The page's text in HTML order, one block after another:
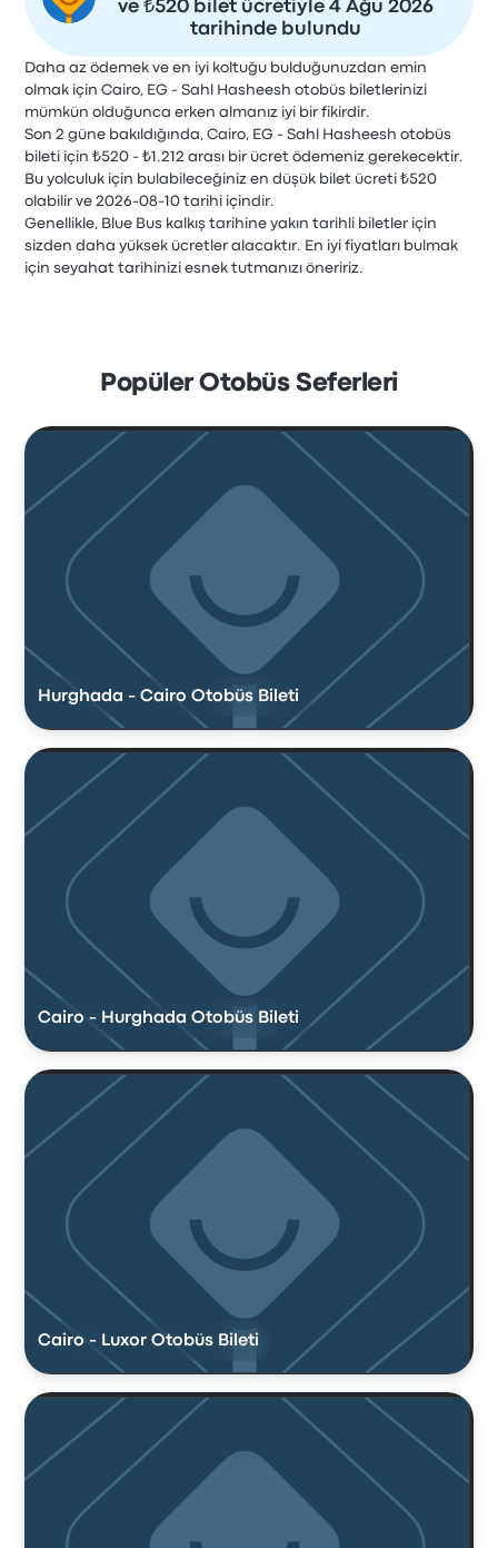
ve ₺520 bilet ücretiyle 4 Ağu 2026
tarihinde bulundu
Daha az ödemek ve en iyi koltuğu bulduğunuzdan emin
olmak için Cairo, EG - Sahl Hasheesh otobüs biletlerinizi
mümkün olduğunca erken almanız iyi bir fikirdir.
Son 2 güne bakıldığında, Cairo, EG - Sahl Hasheesh otobüs
bileti için ₺520 - ₺1.212 arası bir ücret ödemeniz gerekecektir.
Bu yolculuk için bulabileceğiniz en düşük bilet ücreti ₺520
olabilir ve 2026-08-10 tarihi içindir.
Genellikle, Blue Bus kalkış tarihine yakın tarihli biletler için
sizden daha yüksek ücretler alacaktır. En iyi fiyatları bulmak
için seyahat tarihinizi esnek tutmanızı öneririz.
Popüler Otobüs Seferleri
Hurghada - Cairo Otobüs Bileti
Cairo - Hurghada Otobüs Bileti
Cairo - Luxor Otobüs Bileti